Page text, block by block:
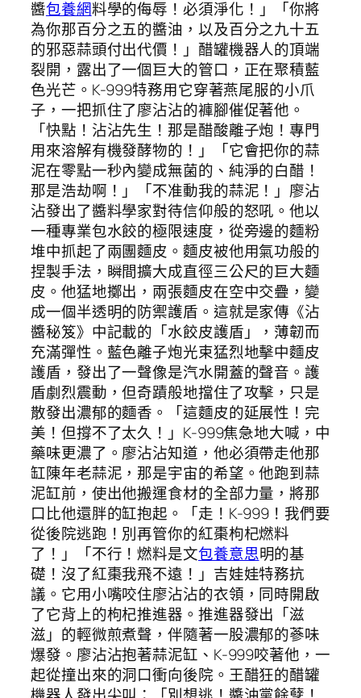
醬包養網料學的侮辱！必須淨化！」「你將
為你那百分之五的醬油，以及百分之九十五
的邪惡蒜頭付出代價！」醋罐機器人的頂端
裂開，露出了一個巨大的管口，正在聚積藍
色光芒。K-999特務用它穿著燕尾服的小爪
子，一把抓住了廖沾沾的褲腳催促著他。
「快點！沾沾先生！那是醋酸離子炮！專門
用來溶解有機發酵物的！」「它會把你的蒜
泥在零點一秒內變成無菌的、純淨的白醋！
那是浩劫啊！」「不准動我的蒜泥！」廖沾
沾發出了醬料學家對待信仰般的怒吼。他以
一種專業包水餃的極限速度，從旁邊的麵粉
堆中抓起了兩團麵皮。麵皮被他用氣功般的
捏製手法，瞬間擴大成直徑三公尺的巨大麵
皮。他猛地擲出，兩張麵皮在空中交疊，變
成一個半透明的防禦護盾。這就是家傳《沾
醬秘笈》中記載的「水餃皮護盾」，薄韌而
充滿彈性。藍色離子炮光束猛烈地擊中麵皮
護盾，發出了一聲像是汽水開蓋的聲音。護
盾劇烈震動，但奇蹟般地擋住了攻擊，只是
散發出濃郁的麵香。「這麵皮的延展性！完
美！但撐不了太久！」K-999焦急地大喊，中
藥味更濃了。廖沾沾知道，他必須帶走他那
缸陳年老蒜泥，那是宇宙的希望。他跑到蒜
泥缸前，使出他搬運食材的全部力量，將那
口比他還胖的缸抱起。「走！K-999！我們要
從後院逃跑！別再管你的紅棗枸杞燃料
了！」「不行！燃料是文包養意思明的基
礎！沒了紅棗我飛不遠！」吉娃娃特務抗
議。它用小嘴咬住廖沾沾的衣領，同時開啟
了它背上的枸杞推進器。推進器發出「滋
滋」的輕微煎煮聲，伴隨著一股濃郁的蔘味
爆發。廖沾沾抱著蒜泥缸、K-999咬著他，一
起從撞出來的洞口衝向後院。王醋狂的醋罐